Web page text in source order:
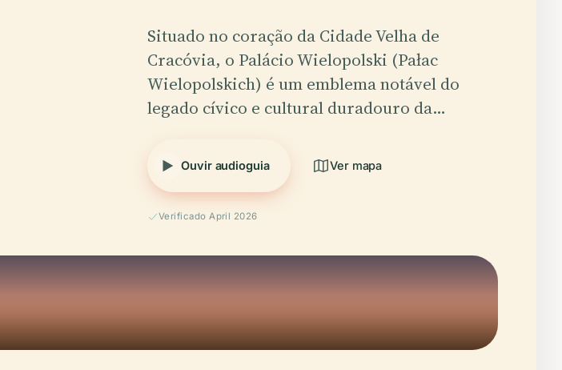
Situado no coração da Cidade Velha de
Cracóvia, o Palácio Wielopolski (Pałac
Wielopolskich) é um emblema notável do
legado cívico e cultural duradouro da…
Ouvir audioguia Ver mapa
Verificado April 2026